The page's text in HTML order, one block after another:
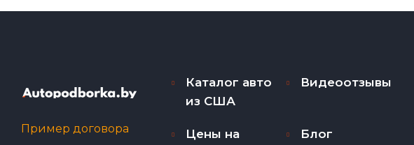
Пример договора
Каталог авто
из США
Видеоотзывы
Цены на
Блог